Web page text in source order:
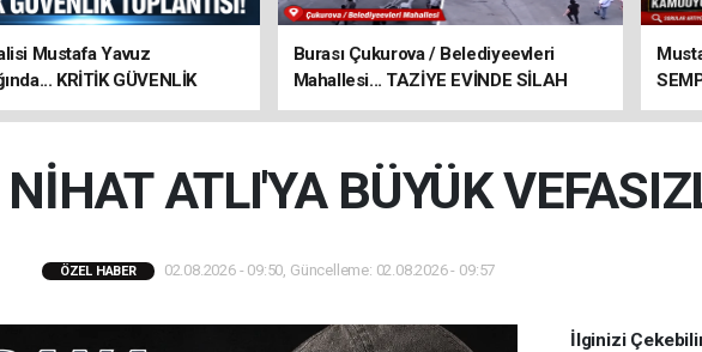
Mustafa Yavuz
KRİTİK GÜVENLİK
Burası Çukurova / Belediyeevleri
Mahallesi... TAZİYE EVİNDE SİLAH
ÇEKİLDİ!
ATLI'YA BÜYÜK
ÖZEL HABER 02.08.2026 - 09:50, Güncelleme: 02.08.2026 - 09:57
İlginizi